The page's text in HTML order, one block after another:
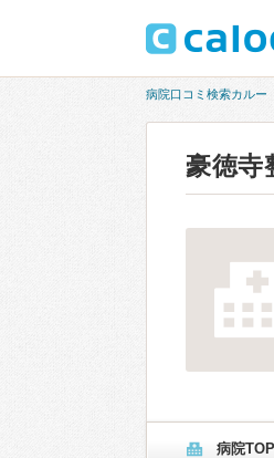
病院口コミ検索カルー
豪徳寺
病院TOP